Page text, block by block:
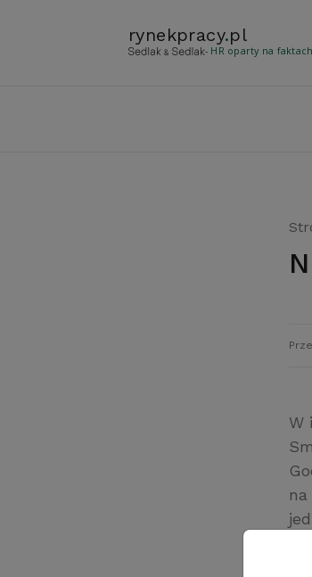
rynekpracy.pl
- HR oparty na faktach
W